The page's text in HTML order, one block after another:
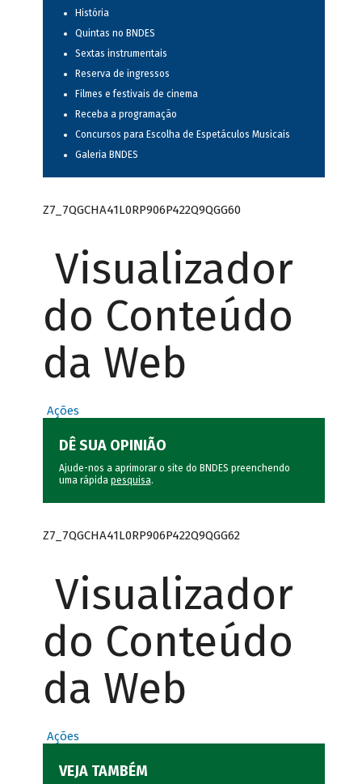
História
Quintas no BNDES
Sextas instrumentais
Reserva de ingressos
Filmes e festivais de cinema
Receba a programação
Concursos para Escolha de Espetáculos Musicais
Galeria BNDES
Z7_7QGCHA41L0RP906P422Q9QGG60
Visualizador
do Conteúdo
da Web
Ações
DÊ SUA OPINIÃO
Ajude-nos a aprimorar o site do BNDES preenchendo
uma rápida pesquisa.
Z7_7QGCHA41L0RP906P422Q9QGG62
Visualizador
do Conteúdo
da Web
Ações
VEJA TAMBÉM